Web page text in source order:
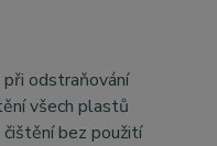
při odstraňování
všech plastů
bez použití